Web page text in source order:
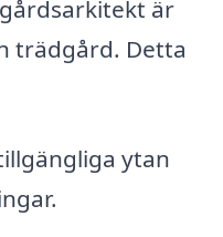
är
trädgård. Detta
ytan